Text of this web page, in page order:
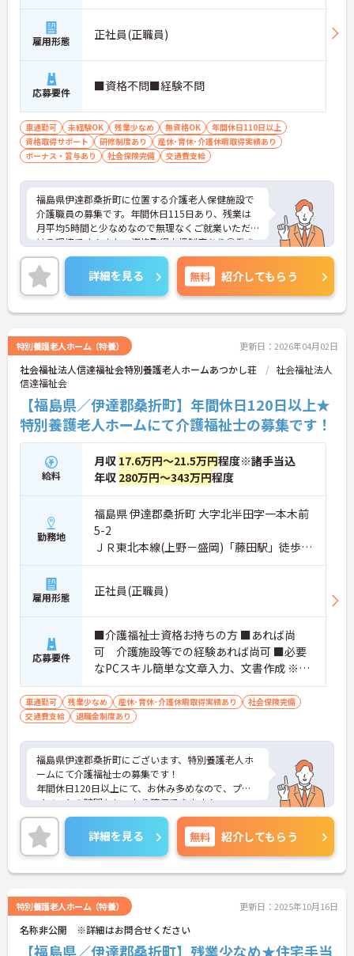
雇用形態 正社員(正職員)
応募要件 ■資格不問■経験不問
車通勤可 未経験OK 残業少なめ 無資格OK
年間休日110日以上
資格取得サポート
研修制度あり
産休･育休･介護休暇取得実績あり
ボーナス・賞与あり
社会保険完備 交通費支給
福島県伊達郡桑折町に位置する介護老人保健施設で
介護職員の募集です。年間休日115日あり、残業は
月平均5時間と少なめなので無理なくご就業いただ
ける環境です！また、資格取得支援制度あり◎働き
ながらスキルアップが可能です♪ご興味のある方は
ご面接のポイントお伝えしますのでご気軽にお問い
合わせください。
詳細を見る 無料 紹介してもらう
特別養護老人ホーム（特養） 更新日：2026年04月02日
社会福祉法人信達福祉会特別養護老人ホームあつかし荘
社会福祉法人
信達福祉会
【福島県／伊達郡桑折町】年間休日120日以上★
特別養護老人ホームにて介護福祉士の募集です！
給料
月収 17.6万円～21.5万円程度※諸手当込
年収 280万円～343万円程度
勤務地
福島県 伊達郡桑折町 大字北半田字一本木前
5-2
ＪＲ東北本線(上野－盛岡)「藤田駅」徒歩12
分
雇用形態 正社員(正職員)
応募要件
■介護福祉士資格お持ちの方 ■あれば尚
可 介護施設等での経験あれば尚可 ■必要
なPCスキル簡単な文章入力、文書作成 ※介
護記録ソフト使用にあたり、不安がないよ
うに研修がございます。また日々の業務の
中でも焦らずに使い方を学ぶことができま
車通勤可 残業少なめ 産休･育休･介護休暇取得実績あり
社会保険完備
交通費支給
退職金制度あり
福島県伊達郡桑折町にございます、特別養護老人ホ
ームにて介護福祉士の募集です！
年間休日120日以上にて、お休み多めなので、プラ
イベートの時間もしっかり確保できます！
ご興味のある方は、マイナビ介護職までお問い合わ
せください。詳細を見る 無料 紹介してもらう
特別養護老人ホーム（特養） 更新日：2025年10月16日
名称非公開 ※詳細はお問合せください
【福島県／伊達郡桑折町】残業少なめ★住宅手当